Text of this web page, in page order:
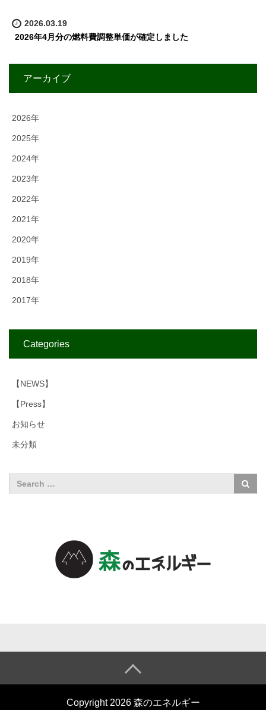
2026.03.19
2026年4月分の燃料費調整単価が確定しました
アーカイブ
2026年
2025年
2024年
2023年
2022年
2021年
2020年
2019年
2018年
2017年
Categories
【NEWS】
【Press】
お知らせ
未分類
て
Copyright 2026 森のエネルギー